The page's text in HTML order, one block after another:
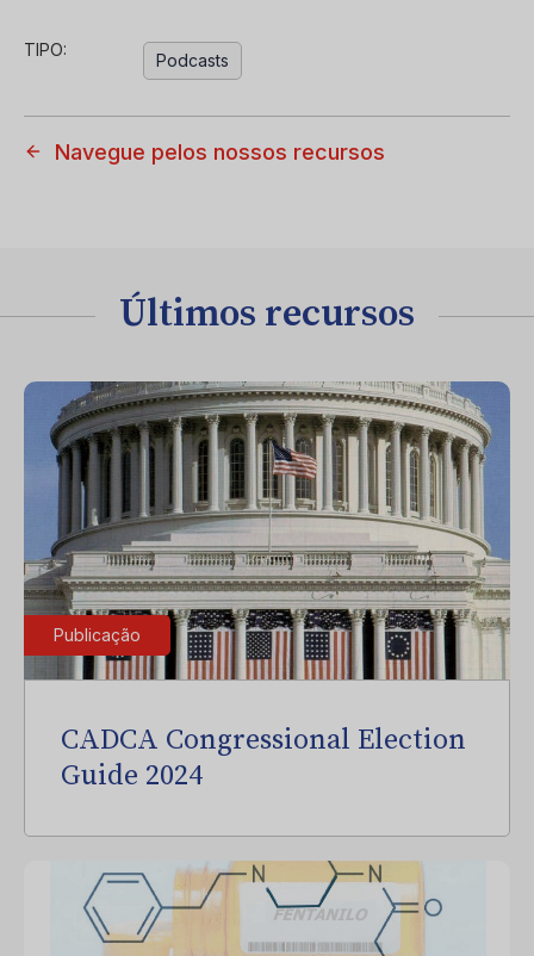
TIPO:
Podcasts
Navegue pelos nossos recursos
Últimos recursos
Publicação
CADCA Congressional Election
Guide 2024